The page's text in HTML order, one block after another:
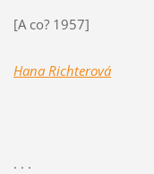
[A co? 1957]
Hana Richterová
. . .